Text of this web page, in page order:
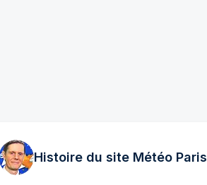
Histoire du site MétéoParis